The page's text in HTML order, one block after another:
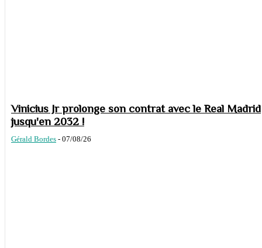
Vinicius Jr prolonge son contrat avec le Real Madrid
jusqu'en 2032 !
Gérald Bordes - 07/08/26